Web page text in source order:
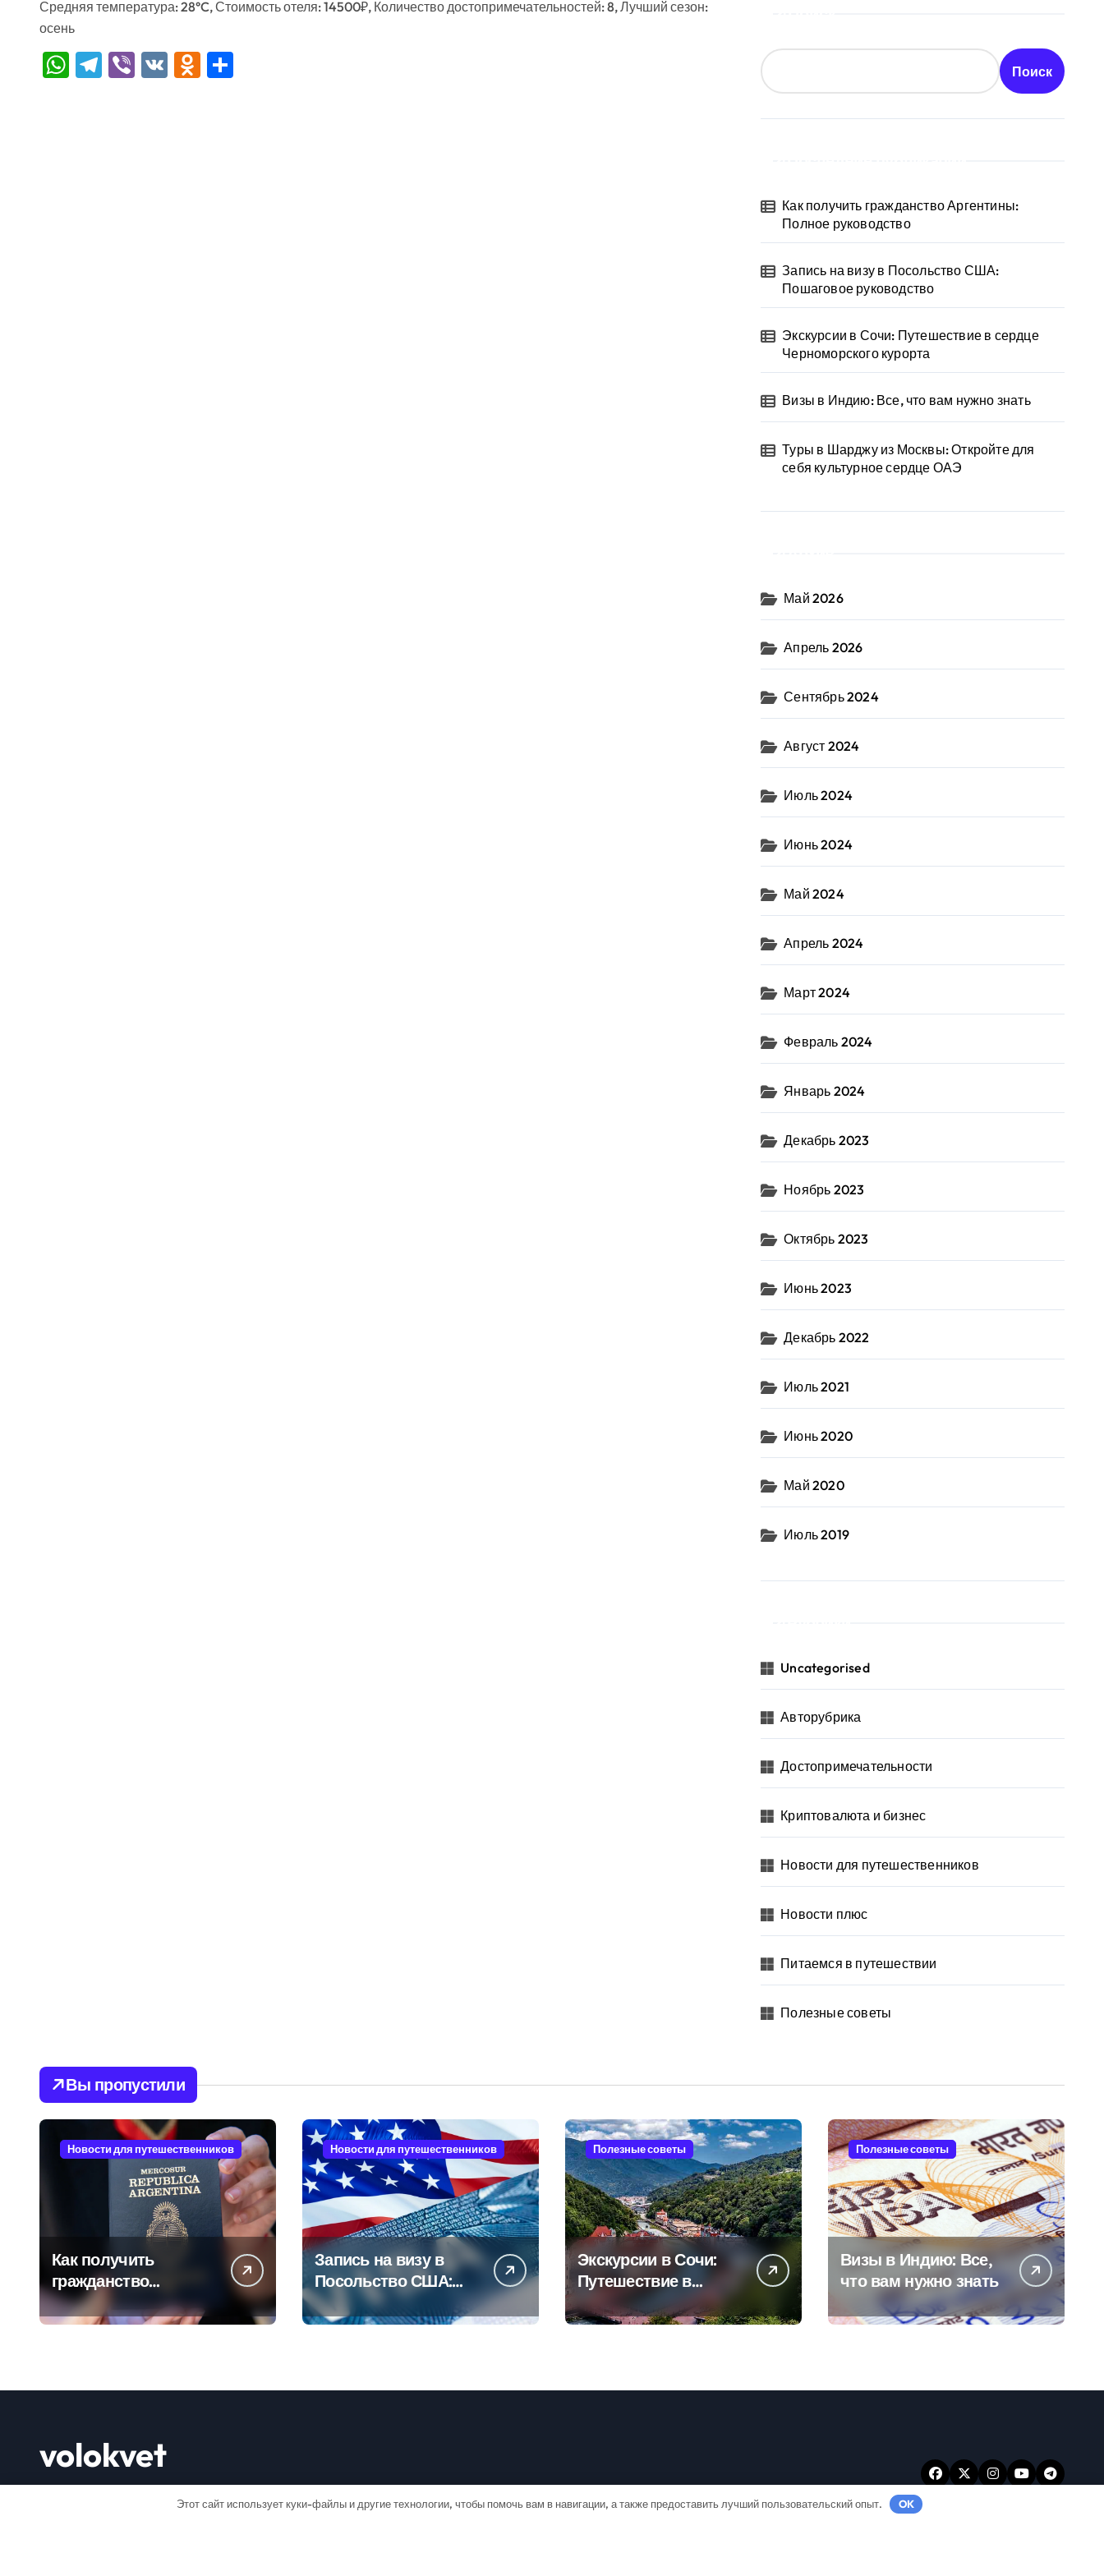
Средняя температура: 28°C, Стоимость отеля: 14500₽, Количество достопримечательностей: 8, Лучший сезон:
осень
WhatsApp
Telegram
Viber
VK Odnoklassniki Поиск
Как получить гражданство Аргентины:
Полное руководство
Запись на визу в Посольство США:
Пошаговое руководство
Экскурсии в Сочи: Путешествие в сердце
Черноморского курорта
Визы в Индию: Все, что вам нужно знать
Туры в Шарджу из Москвы: Откройте для
себя культурное сердце ОАЭ
Май 2026
Апрель 2026
Сентябрь 2024
Август 2024
Июль 2024
Июнь 2024
Май 2024
Апрель 2024
Март 2024
Февраль 2024
Январь 2024
Декабрь 2023
Ноябрь 2023
Октябрь 2023
Июнь 2023
Декабрь 2022
Июль 2021
Июнь 2020
Май 2020
Июль 2019
Uncategorised
Авторубрика
Достопримечательности
Криптовалюта и бизнес
Новости для путешественников
Новости плюс
Питаемся в путешествии
Полезные советы
Вы пропустили
Новости для путешественников
Как получить
гражданство
Аргентины: Полное
руководство
Новости для путешественников
Запись на визу в
Посольство США:
Пошаговое
руководство
Полезные советы
Экскурсии в Сочи:
Путешествие в
сердце
Черноморского
Полезные советы
Визы в Индию: Все,
что вам нужно знать
volokvet
Этот сайт использует куки-файлы и другие технологии, чтобы помочь вам в навигации, а также предоставить лучший пользовательский опыт. OK